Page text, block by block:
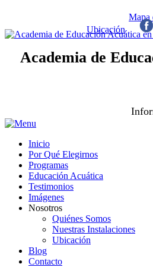
Mapa
Ubicación /
Academia de
Inicio
Por Qué Elegirnos
Programas
Educación Acuática
Testimonios
Imágenes
Nosotros
Quiénes Somos
Nuestras Instalaciones
Ubicación
Blog
Contacto